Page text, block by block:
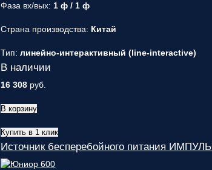
Фаза вх/вых: 1 ф / 1 ф
Страна производства: Китай
Тип:линейно-интерактивный (line-interactive)
В наличии
16 308 руб.
В корзину
Купить в 1 клик
Источник бесперебойного питания